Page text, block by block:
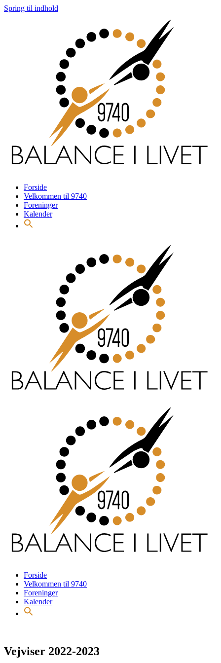
Spring til indhold
Forside
Velkommen til 9740
Foreninger
Kalender
Forside
Velkommen til 9740
Foreninger
Kalender
Vejviser 2022-2023